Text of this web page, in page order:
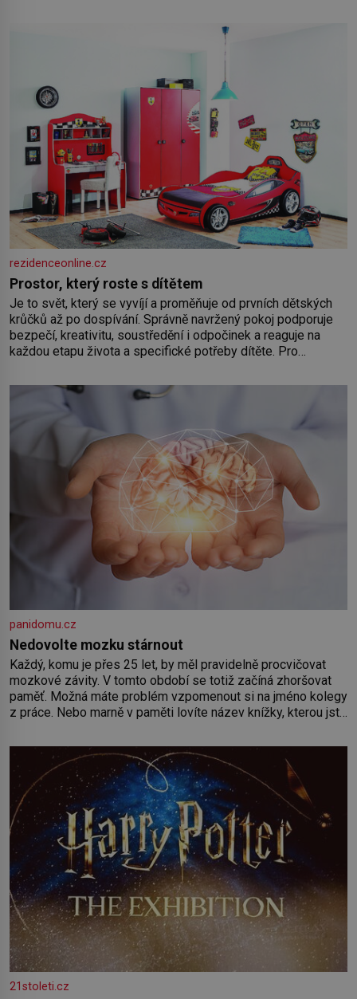
rezidenceonline.cz
Prostor, který roste s dítětem
Je to svět, který se vyvíjí a proměňuje od prvních dětských
krůčků až po dospívání. Správně navržený pokoj podporuje
bezpečí, kreativitu, soustředění i odpočinek a reaguje na
každou etapu života a specifické potřeby dítěte. Pro
by pokoj miminka měl působit především klidně a útulně.
Předškolní věk je
panidomu.cz
Nedovolte mozku stárnout
Každý, komu je přes 25 let, by měl pravidelně procvičovat
mozkové závity. V tomto období se totiž začíná zhoršovat
paměť. Možná máte problém vzpomenout si na jméno kolegy
z práce. Nebo marně v paměti lovíte název knížky, kterou jste
paměť rozhodla stávkovat. Cvičte
21stoleti.cz